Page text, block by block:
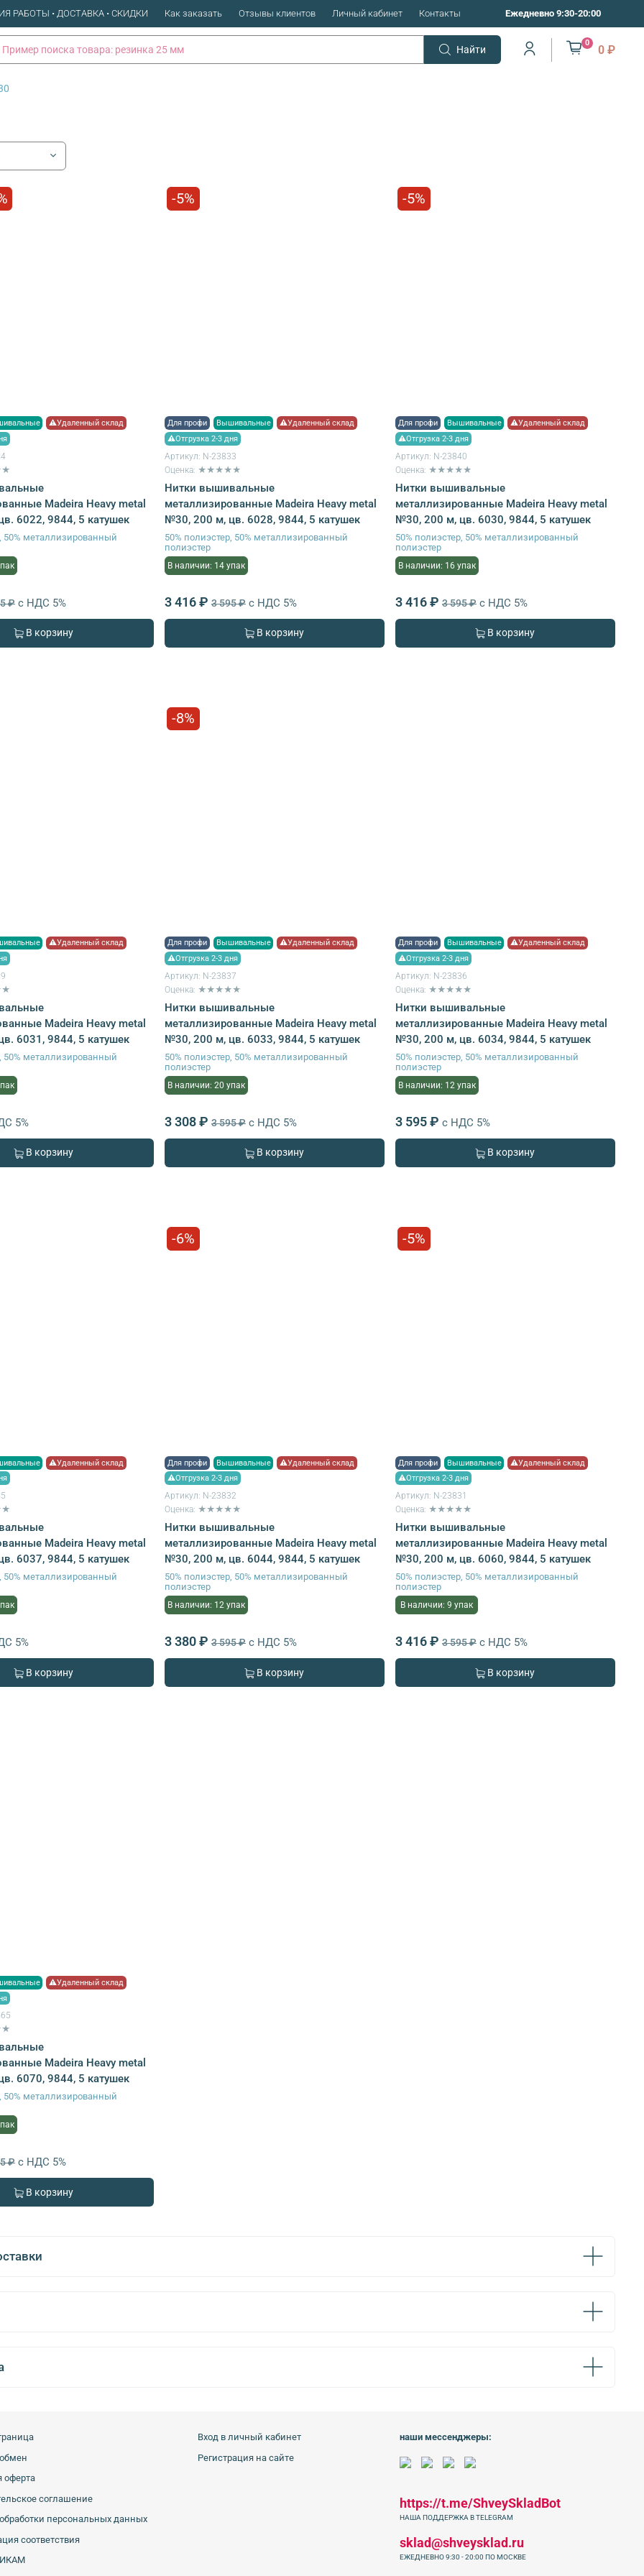
РАБОТЫ • ДОСТАВКА • СКИДКИ Как заказать Отзывы клиентов Личный кабинет Контакты Ежедневно 9:30-20:00
Найти
0
0 ₽
⚠Удаленный склад
Madeira Heavy metal
6022, 9844, 5 катушек
50% металлизированный
₽ с НДС 5%
В корзину
-5%
Для профи Вышивальные
⚠Удаленный склад
⚠Отгрузка 2-3 дня
Артикул: N-23833
Оценка: ★★★★★
Нитки вышивальные
металлизированные Madeira Heavy metal
№30, 200 м, цв. 6028, 9844, 5 катушек
50% полиэстер, 50% металлизированный
полиэстер
В наличии: 14 упак
3 416 ₽ 3 595 ₽ с НДС 5%
В корзину
-5%
Для профи Вышивальные
⚠Удаленный склад
⚠Отгрузка 2-3 дня
Артикул: N-23840
Оценка: ★★★★★
Нитки вышивальные
металлизированные Madeira Heavy metal
№30, 200 м, цв. 6030, 9844, 5 катушек
50% полиэстер, 50% металлизированный
полиэстер
В наличии: 16 упак
3 416 ₽ 3 595 ₽ с НДС 5%
В корзину
⚠Удаленный склад
Madeira Heavy metal
6031, 9844, 5 катушек
50% металлизированный
5%
В корзину
-8%
Для профи Вышивальные
⚠Удаленный склад
⚠Отгрузка 2-3 дня
Артикул: N-23837
Оценка: ★★★★★
Нитки вышивальные
металлизированные Madeira Heavy metal
№30, 200 м, цв. 6033, 9844, 5 катушек
50% полиэстер, 50% металлизированный
полиэстер
В наличии: 20 упак
3 308 ₽ 3 595 ₽ с НДС 5%
В корзину
Для профи Вышивальные
⚠Удаленный склад
⚠Отгрузка 2-3 дня
Артикул: N-23836
Оценка: ★★★★★
Нитки вышивальные
металлизированные Madeira Heavy metal
№30, 200 м, цв. 6034, 9844, 5 катушек
50% полиэстер, 50% металлизированный
полиэстер
В наличии: 12 упак
3 595 ₽ с НДС 5%
В корзину
⚠Удаленный склад
Madeira Heavy metal
6037, 9844, 5 катушек
50% металлизированный
5%
В корзину
-6%
Для профи Вышивальные
⚠Удаленный склад
⚠Отгрузка 2-3 дня
Артикул: N-23832
Оценка: ★★★★★
Нитки вышивальные
металлизированные Madeira Heavy metal
№30, 200 м, цв. 6044, 9844, 5 катушек
50% полиэстер, 50% металлизированный
полиэстер
В наличии: 12 упак
3 380 ₽ 3 595 ₽ с НДС 5%
В корзину
-5%
Для профи Вышивальные
⚠Удаленный склад
⚠Отгрузка 2-3 дня
Артикул: N-23831
Оценка: ★★★★★
Нитки вышивальные
металлизированные Madeira Heavy metal
№30, 200 м, цв. 6060, 9844, 5 катушек
50% полиэстер, 50% металлизированный
полиэстер
В наличии: 9 упак
3 416 ₽ 3 595 ₽ с НДС 5%
В корзину
⚠Удаленный склад
Madeira Heavy metal
6070, 9844, 5 катушек
50% металлизированный
₽ с НДС 5%
В корзину
оферта
соглашение
персональных данных
соответствия
Вход в личный кабинет
Регистрация на сайте
наши мессенджеры:
https://t.me/ShveySkladBot
НАША ПОДДЕРЖКА В TELEGRAM
sklad@shveysklad.ru
ЕЖЕДНЕВНО 9:30 - 20:00 ПО МОСКВЕ